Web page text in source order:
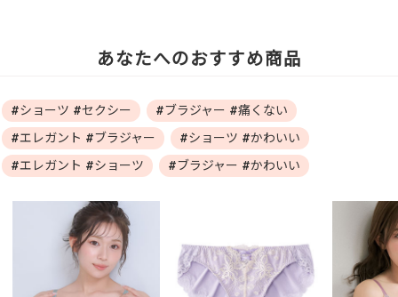
あなたへのおすすめ商品
#ショーツ #セクシー
#ブラジャー #痛くない
#エレガント #ブラジャー
#ショーツ #かわいい
#エレガント #ショーツ
#ブラジャー #かわいい